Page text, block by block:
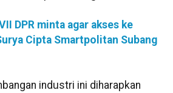
DPR minta agar akses ke
Cipta Smartpolitan Subang
industri ini diharapkan